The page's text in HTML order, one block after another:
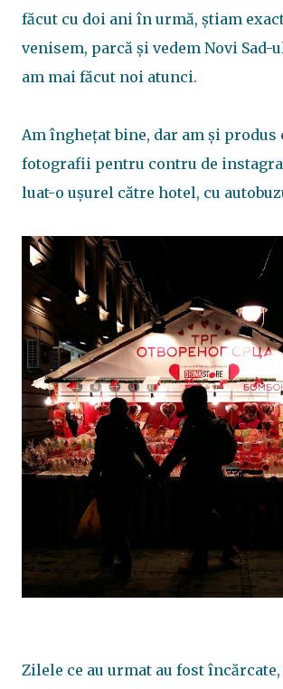
făcut cu doi ani în urmă, știam
venisem, parcă și vedem Novi
am mai făcut noi atunci.
Am înghețat bine, dar am și produs
fotografii pentru contru de
luat-o ușurel către hotel, cu
Zilele ce au urmat au fost